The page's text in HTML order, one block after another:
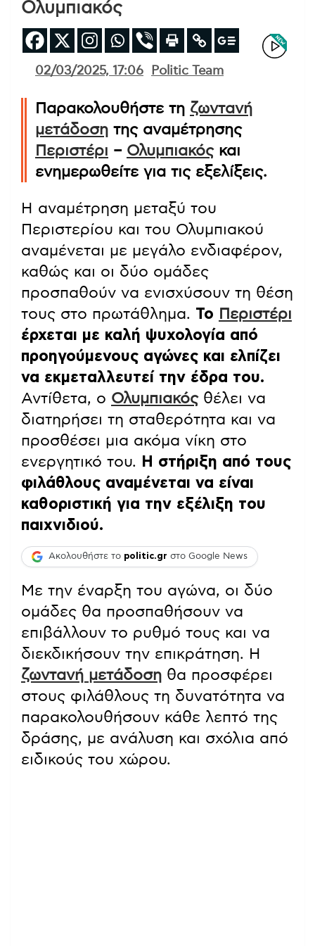
Ολυμπιακός
02/03/2025, 17:06 Politic Team
Παρακολουθήστε τη ζωντανή
μετάδοση της αναμέτρησης
Περιστέρι – Ολυμπιακόςκαι
ενημερωθείτε για τις εξελίξεις.
Η αναμέτρηση μεταξύ του
Περιστερίου και του Ολυμπιακού
αναμένεται με μεγάλο ενδιαφέρον,
καθώς και οι δύο ομάδες
προσπαθούν να ενισχύσουν τη θέση
τους στο πρωτάθλημα. Το Περιστέρι
έρχεται με καλή ψυχολογία από
προηγούμενους αγώνες και ελπίζει
να εκμεταλλευτεί την έδρα του.
Αντίθετα, ο Ολυμπιακόςθέλει να
διατηρήσει τη σταθερότητα και να
προσθέσει μια ακόμα νίκη στο
ενεργητικό του.
Η στήριξη από τους
φιλάθλους αναμένεται να είναι
καθοριστική για την εξέλιξη του
παιχνιδιού.
Ακολουθήστε το politic.gr στο Google News
Με την έναρξη του αγώνα, οι δύο
ομάδες θα προσπαθήσουν να
επιβάλλουν το ρυθμό τους και να
διεκδικήσουν την επικράτηση. Η
ζωντανή μετάδοση θα προσφέρει
στους φιλάθλους τη δυνατότητα να
παρακολουθήσουν κάθε λεπτό της
δράσης, με ανάλυση και σχόλια από
ειδικούς του χώρου.